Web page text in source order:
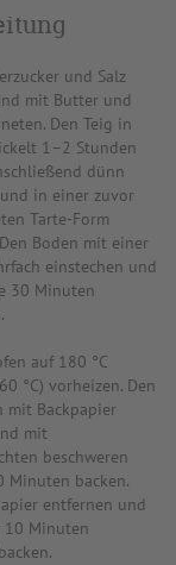
und Salz
mit Butter und
Den Teig in
1–2 Stunden
dünn
in einer zuvor
Tarte-Form
Boden mit einer
einstechen und
30 Minuten
auf 180 °C
°C) vorheizen. Den
mit Backpapier
mit
beschweren
Minuten backen.
entfernen und
10 Minuten